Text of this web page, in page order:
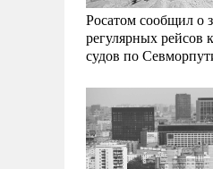
Росатом сообщил о
регулярных рейсов
судов по